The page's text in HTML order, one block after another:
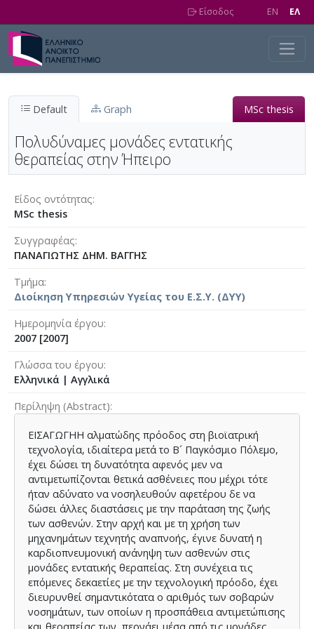
Είσοδος EN EΛ
Default Graph MSc thesis
Πολυδύναμες μονάδες εντατικής
θεραπείας στην Ήπειρο
Είδος οντότητας
MSc thesis
Συγγραφέας
ΠΑΝΑΓΙΩΤΗΣ ΔΗΜ. ΒΑΓΓΗΣ
Τμήμα
Διοίκηση Υπηρεσιών Υγείας του Ε.Σ.Υ. (ΔΥΥ)
Ημερομηνία έργου
2007 [2007]
Γλώσσα του έργου
Ελληνικά | Αγγλικά
Περίληψη (Abstract)
ΕΙΣΑΓΩΓΗΗ αλματώδης πρόοδος στη βιοϊατρική
τεχνολογία, ιδιαίτερα μετά το Β´ Παγκόσμιο Πόλεμο,
έχει δώσει τη δυνατότητα αφενός μεν να
αντιμετωπίζονται θετικά ασθένειες που μέχρι τότε
ήταν αδύνατο να νοσηλευθούν αφετέρου δε να
δώσει άλλες διαστάσεις με την παράταση της ζωής
των ασθενών. Στην αρχή και με τη χρήση των
μηχανημάτων τεχνητής αναπνοής, έγινε δυνατή η
καρδιοπνευμονική ανάνηψη των ασθενών στις
μονάδες εντατικής θεραπείας. Στη συνέχεια τις
επόμενες δεκαετίες με την τεχνολογική πρόοδο, έχει
διευρυνθεί σημαντικότατα ο αριθμός των σοβαρών
νοσημάτων, των οποίων η προσπάθεια αντιμετώπισης